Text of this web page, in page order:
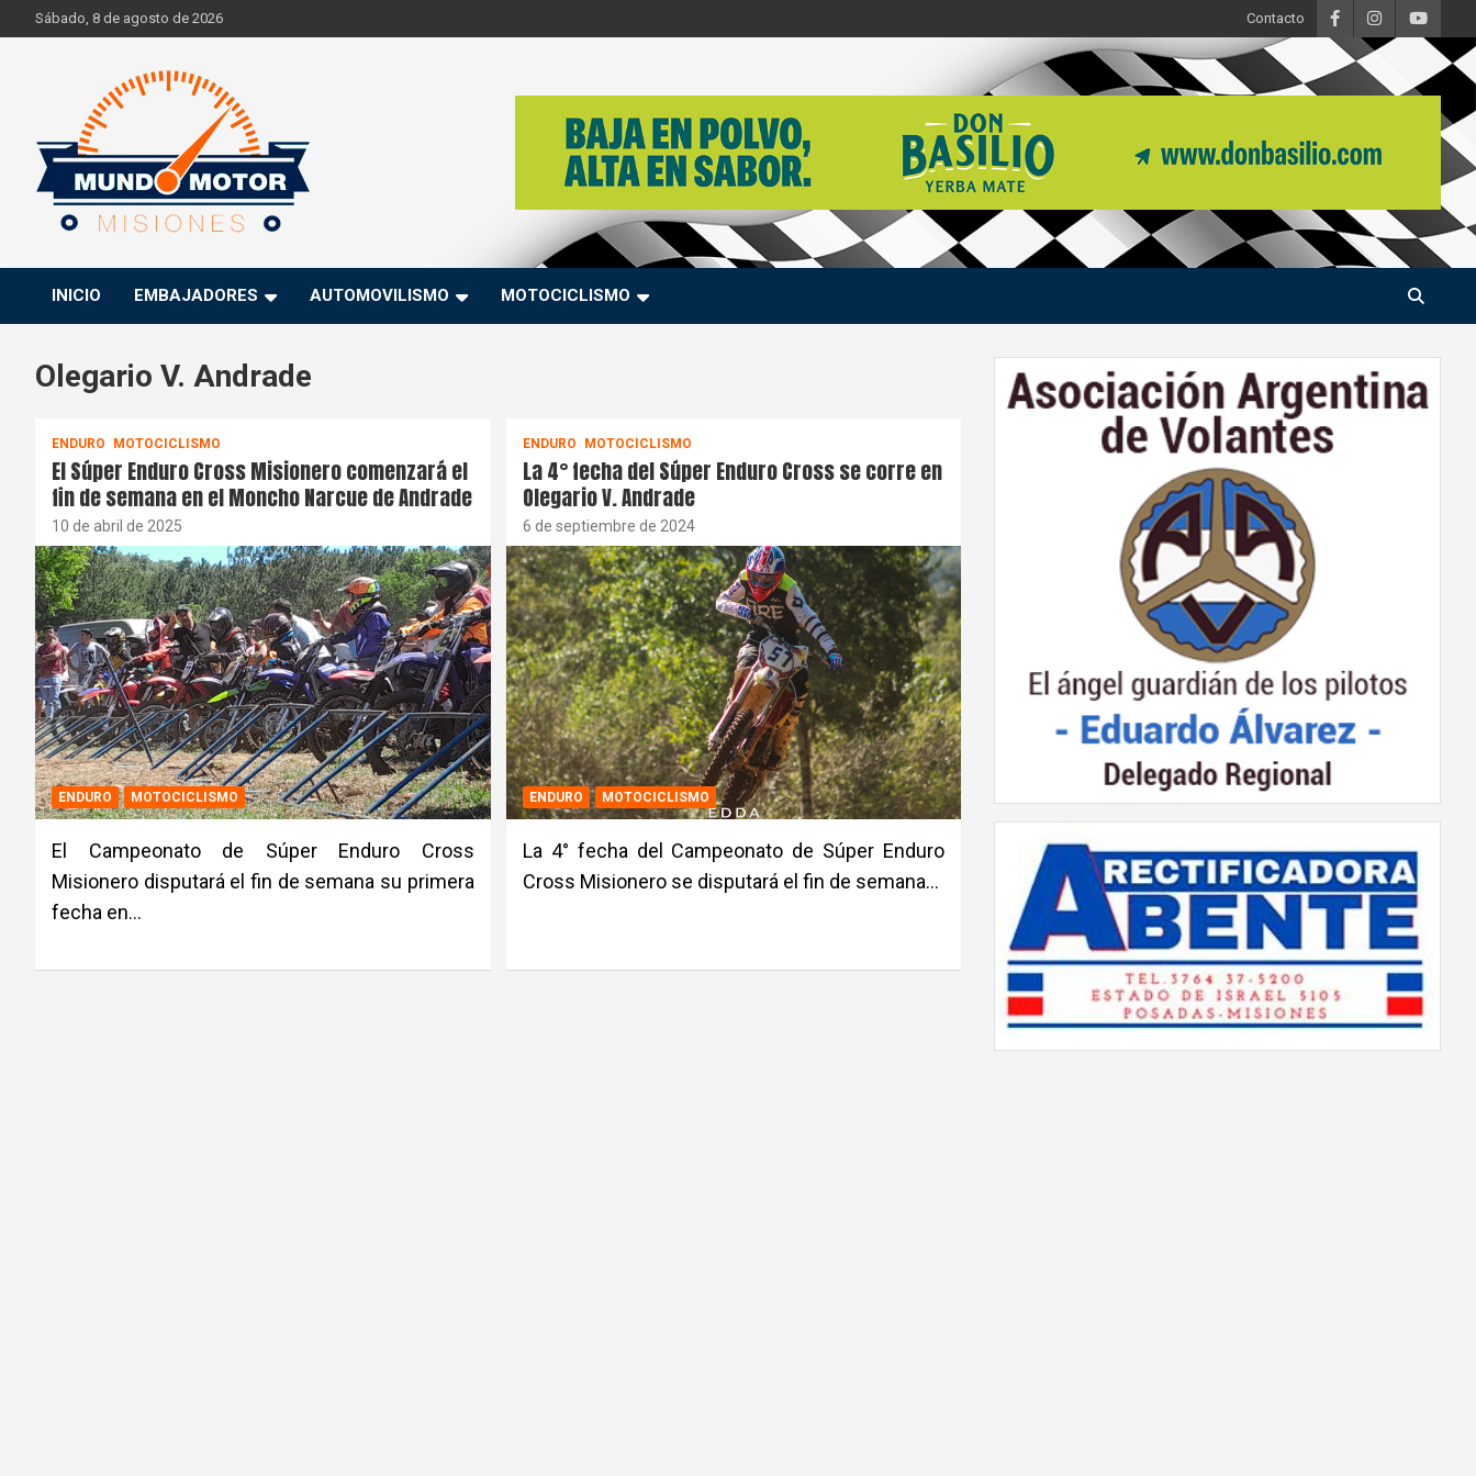
to
Sábado, 8 de agosto de 2026 Contacto
Mundo Motor Misiones
INICIO EMBAJADORES AUTOMOVILISMO MOTOCICLISMO
Olegario V. Andrade
ENDURO MOTOCICLISMO
El Súper Enduro Cross Misionero comenzará el
fin de semana en el Moncho Narcue de Andrade
10 de abril de 2025
ENDURO MOTOCICLISMO
El Campeonato de Súper Enduro Cross
Misionero disputará el fin de semana su primera
fecha en…
ENDURO MOTOCICLISMO
La 4° fecha del Súper Enduro Cross se corre en
Olegario V. Andrade
6 de septiembre de 2024
ENDURO MOTOCICLISMO
La 4° fecha del Campeonato de Súper Enduro
Cross Misionero se disputará el fin de semana…